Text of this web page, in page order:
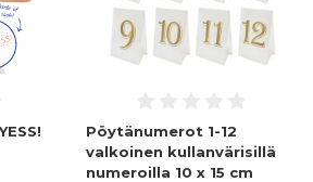
Pöytänumerot 1-12
valkoinen kullanvärisillä
numeroilla 10 x 15 cm